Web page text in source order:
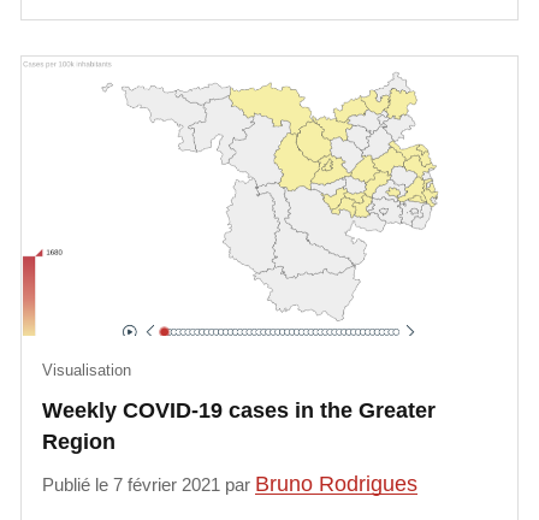
Weekly COVID-19 cases in the Greater
Region
Visualisation
Publié le 7 février 2021 par Bruno Rodrigues